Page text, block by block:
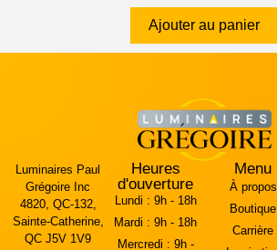
Ajouter au panier
Luminaires Paul
Grégoire Inc
4820, QC-132,
Sainte-Catherine,
QC J5V 1V9
Heures
d'ouverture
Lundi : 9h - 18h
Mardi : 9h - 18h
Mercredi : 9h -
Menu
À propos
Boutique
Carrière